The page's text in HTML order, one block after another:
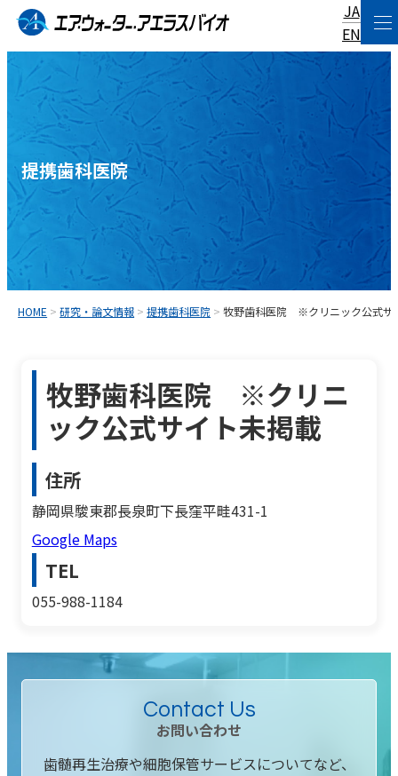
コ
ン
テ
ン
へ
ス
キ
ッ
プ
EN
JA
提携歯科医院
HOME >研究・論文情報 >提携歯科医院 >牧野歯科医院 ※クリニック公式サ
牧野歯科医院 ※クリニ
ック公式サイト未掲載
住所
静岡県駿東郡長泉町下長窪平畦431-1
Google Maps
TEL
055-988-1184
Contact Us
お問い合わせ
歯髄再生治療や細胞保管サービスについてなど、